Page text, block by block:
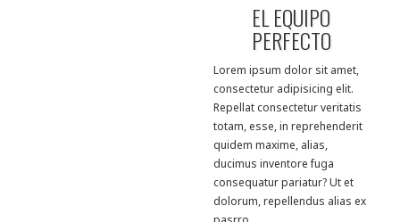
EL EQUIPO
PERFECTO
Lorem ipsum dolor sit amet,
consectetur adipisicing elit.
Repellat consectetur veritatis
totam, esse, in reprehenderit
quidem maxime, alias,
ducimus inventore fuga
consequatur pariatur? Ut et
dolorum, repellendus alias ex